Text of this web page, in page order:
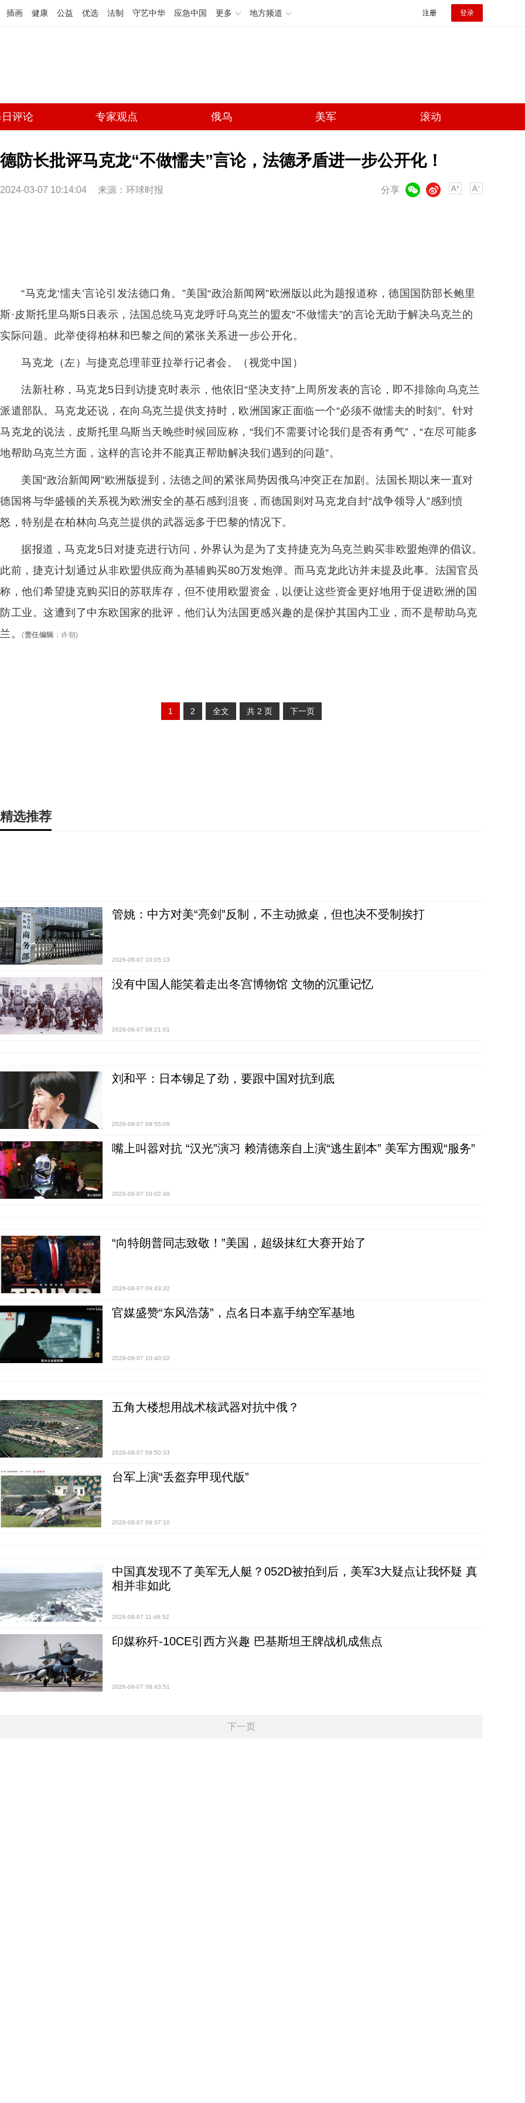
插画 健康 公益 优选 法制 守艺中华 应急中国 更多 地方频道 注册 登录
评论 专家观点 俄乌 美军 滚动
德防长批评马克龙“不做懦夫”言论，法德矛盾进一步公开化！
2024-03-07 10:14:04 来源：环球时报 分享
微博
“马克龙‘懦夫’言论引发法德口角。”美国“政治新闻网”欧洲版以此为题报道称，德国国防部长鲍里
斯·皮斯托里乌斯5日表示，法国总统马克龙呼吁乌克兰的盟友“不做懦夫”的言论无助于解决乌克兰的
实际问题。此举使得柏林和巴黎之间的紧张关系进一步公开化。
马克龙（左）与捷克总理菲亚拉举行记者会。（视觉中国）
法新社称，马克龙5日到访捷克时表示，他依旧“坚决支持”上周所发表的言论，即不排除向乌克兰
派遣部队。马克龙还说，在向乌克兰提供支持时，欧洲国家正面临一个“必须不做懦夫的时刻”。针对
马克龙的说法，皮斯托里乌斯当天晚些时候回应称，“我们不需要讨论我们是否有勇气”，“在尽可能多
地帮助乌克兰方面，这样的言论并不能真正帮助解决我们遇到的问题”。
美国“政治新闻网”欧洲版提到，法德之间的紧张局势因俄乌冲突正在加剧。法国长期以来一直对
德国将与华盛顿的关系视为欧洲安全的基石感到沮丧，而德国则对马克龙自封“战争领导人”感到愤
怒，特别是在柏林向乌克兰提供的武器远多于巴黎的情况下。
据报道，马克龙5日对捷克进行访问，外界认为是为了支持捷克为乌克兰购买非欧盟炮弹的倡议。
此前，捷克计划通过从非欧盟供应商为基辅购买80万发炮弹。而马克龙此访并未提及此事。法国官员
称，他们希望捷克购买旧的苏联库存，但不使用欧盟资金，以便让这些资金更好地用于促进欧洲的国
防工业。这遭到了中东欧国家的批评，他们认为法国更感兴趣的是保护其国内工业，而不是帮助乌克
兰。
(责任编辑 ： 许朝)
1 2 全文 共 2 页 下一页
精选推荐
管姚：中方对美“亮剑”反制，不主动掀桌，但也决不受制挨打
2026-08-07 10:05:13
没有中国人能笑着走出冬宫博物馆 文物的沉重记忆
2026-08-07 09:21:01
刘和平：日本铆足了劲，要跟中国对抗到底
2026-08-07 09:55:09
嘴上叫嚣对抗 “汉光”演习 赖清德亲自上演“逃生剧本” 美军方围观“服务”
2026-08-07 10:02:48
“向特朗普同志致敬！”美国，超级抹红大赛开始了
2026-08-07 09:43:32
官媒盛赞“东风浩荡”，点名日本嘉手纳空军基地
2026-08-07 10:40:02
五角大楼想用战术核武器对抗中俄？
2026-08-07 09:50:33
台军上演“丢盔弃甲现代版”
2026-08-07 09:37:10
中国真发现不了美军无人艇？052D被拍到后，美军3大疑点让我怀疑 真
相并非如此
2026-08-07 11:46:52
印媒称歼-10CE引西方兴趣 巴基斯坦王牌战机成焦点
2026-08-07 08:43:51
下一页